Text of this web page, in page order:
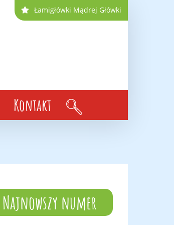
Łamigłówki Mądrej Główki
Kontakt
Najnowszy numer